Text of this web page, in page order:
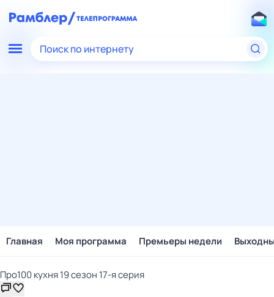
Поиск по интернету
Главная Моя программа Премьеры недели
Пpo100 кухня 19 сезон 17-я серия